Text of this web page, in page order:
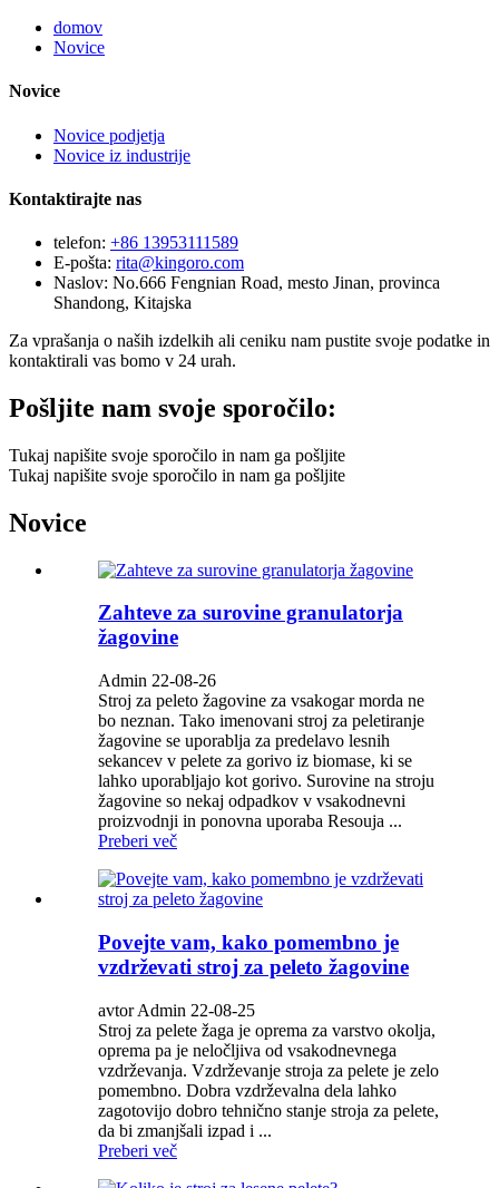
domov
Novice
Novice
Novice podjetja
Novice iz industrije
Kontaktirajte nas
telefon: +86 13953111589
E-pošta: rita@kingoro.com
Naslov: No.666 Fengnian Road, mesto Jinan, provinca
Shandong, Kitajska
Za vprašanja o naših izdelkih ali ceniku nam pustite svoje podatke in
kontaktirali vas bomo v 24 urah.
Pošljite nam svoje sporočilo:
Tukaj napišite svoje sporočilo in nam ga pošljite
Tukaj napišite svoje sporočilo in nam ga pošljite
Novice
Zahteve za surovine granulatorja
žagovine
Admin 22-08-26
Stroj za peleto žagovine za vsakogar morda ne
bo neznan. Tako imenovani stroj za peletiranje
žagovine se uporablja za predelavo lesnih
sekancev v pelete za gorivo iz biomase, ki se
lahko uporabljajo kot gorivo. Surovine na stroju
žagovine so nekaj odpadkov v vsakodnevni
proizvodnji in ponovna uporaba Resouja ...
Preberi več
Povejte vam, kako pomembno je
vzdrževati stroj za peleto žagovine
avtor Admin 22-08-25
Stroj za pelete žaga je oprema za varstvo okolja,
oprema pa je neločljiva od vsakodnevnega
vzdrževanja. Vzdrževanje stroja za pelete je zelo
pomembno. Dobra vzdrževalna dela lahko
zagotovijo dobro tehnično stanje stroja za pelete,
da bi zmanjšali izpad i ...
Preberi več